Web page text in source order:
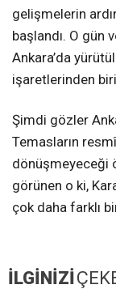
gelişmelerin
başlandı. O gün
Ankara’da
işaretlerinden
Şimdi gözler
Temasların
dönüşmeyeceği
görünen o ki,
çok daha farklı
İLGİNİZİ